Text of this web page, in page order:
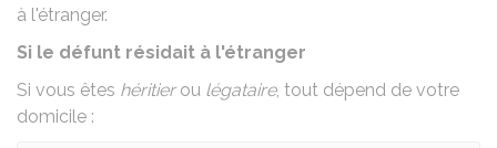
à l'étranger.
Si le défunt résidait à l'étranger
Si vous êtes héritierou légataire, tout dépend de votre
domicile :